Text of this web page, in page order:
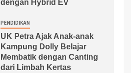
dengan Hybrid EV
PENDIDIKAN
UK Petra Ajak Anak-anak
Kampung Dolly Belajar
Membatik dengan Canting
dari Limbah Kertas